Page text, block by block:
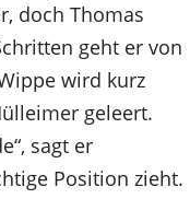
doch Thomas
geht er von
wird kurz
geleert.
sagt er
Position zieht.